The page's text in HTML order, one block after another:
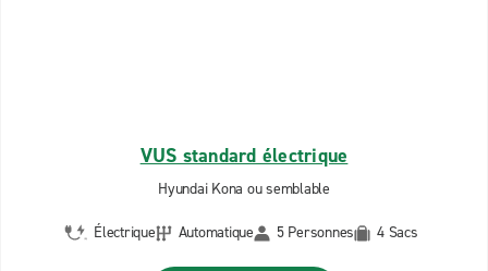
VUS standard électrique
Hyundai Kona ou semblable
Électrique Automatique 5 Personnes 4 Sacs